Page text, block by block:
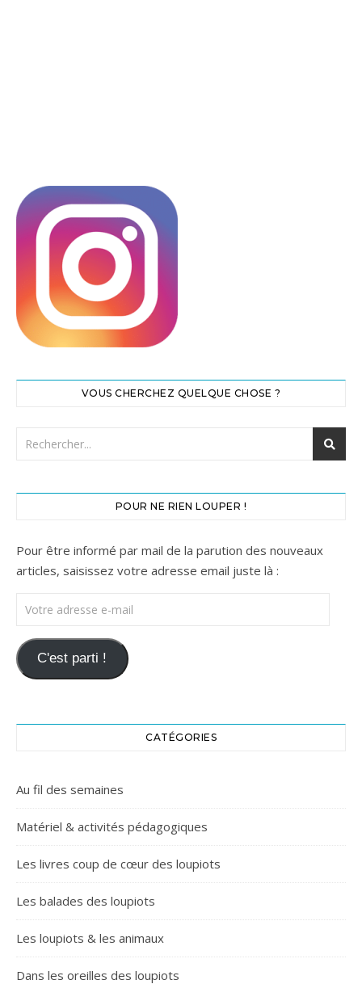
VOUS CHERCHEZ QUELQUE CHOSE ?
POUR NE RIEN LOUPER !
Pour être informé par mail de la parution des nouveaux
articles, saisissez votre adresse email juste là :
Votre adresse e-mail
C'est parti !
CATÉGORIES
Au fil des semaines
Matériel & activités pédagogiques
Les livres coup de cœur des loupiots
Les balades des loupiots
Les loupiots & les animaux
Dans les oreilles des loupiots